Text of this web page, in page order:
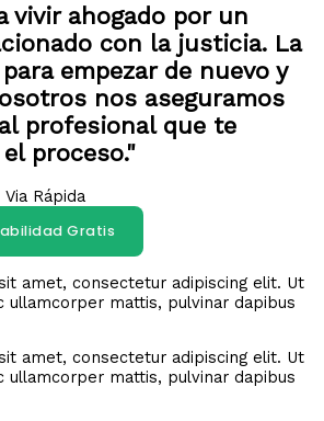
vivir ahogado por un
con la justicia. La
empezar de nuevo y
nos aseguramos
profesional que te
proceso."
Rápida
Gratis
amet, consectetur adipiscing elit. Ut
ullamcorper mattis, pulvinar dapibus
amet, consectetur adipiscing elit. Ut
ullamcorper mattis, pulvinar dapibus